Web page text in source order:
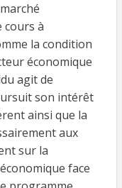
cours à
la condition
économique
agit de
son intérêt
ainsi que la
aux
sur la
face